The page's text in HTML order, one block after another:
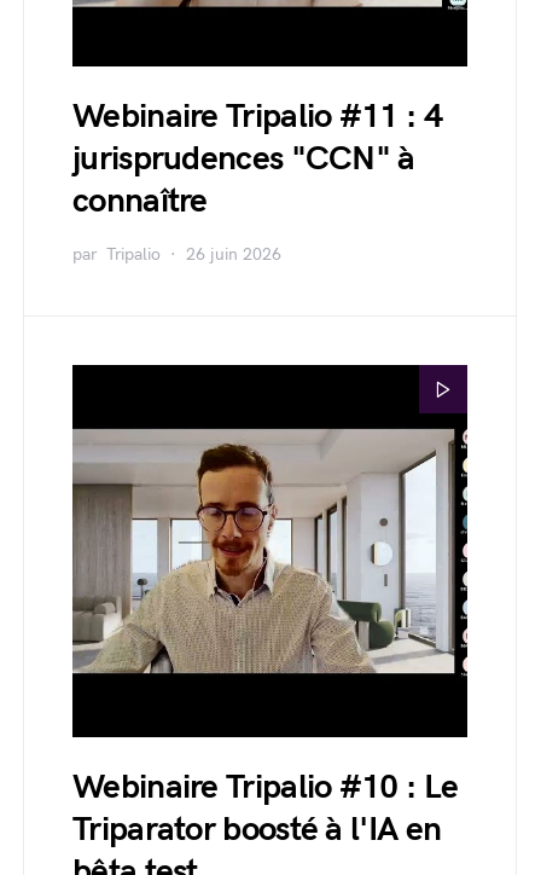
Webinaire Tripalio #11 : 4
jurisprudences "CCN" à
connaître
par Tripalio 26 juin 2026
Webinaire Tripalio #10 : Le
Triparator boosté à l'IA en